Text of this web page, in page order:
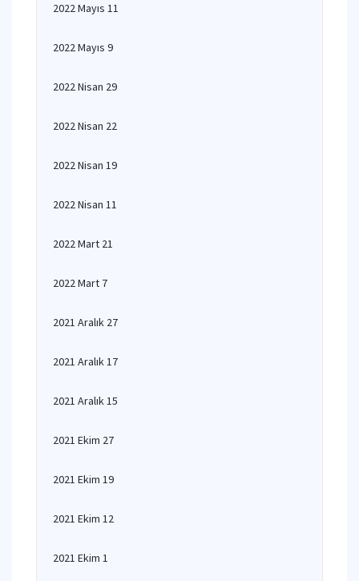
2022 Mayıs 11
2022 Mayıs 9
2022 Nisan 29
2022 Nisan 22
2022 Nisan 19
2022 Nisan 11
2022 Mart 21
2022 Mart 7
2021 Aralık 27
2021 Aralık 17
2021 Aralık 15
2021 Ekim 27
2021 Ekim 19
2021 Ekim 12
2021 Ekim 1